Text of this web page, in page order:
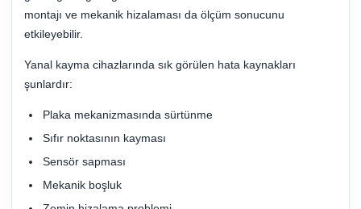
montajı ve mekanik hizalaması da ölçüm sonucunu
etkileyebilir.
Yanal kayma cihazlarında sık görülen hata kaynakları
şunlardır:
Plaka mekanizmasında sürtünme
Sıfır noktasının kayması
Sensör sapması
Mekanik boşluk